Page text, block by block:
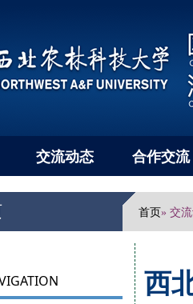
交流动态 合作交流
首页» 交
西